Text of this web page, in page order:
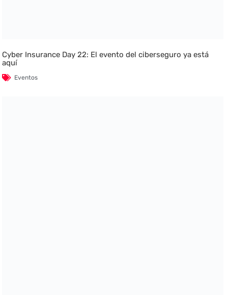
Cyber Insurance Day 22: El evento del ciberseguro ya está
aquí
Eventos